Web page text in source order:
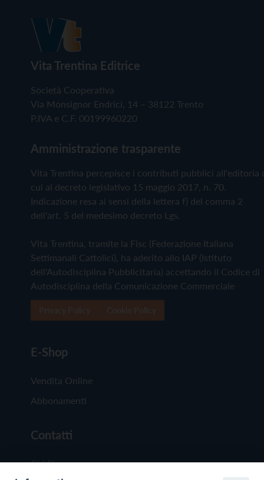
Vita Trentina Editrice
Società Cooperativa
Via Monsignor Endrici, 14 – 38122 Trento
P.IVA e C.F. 00199960220
Amministrazione trasparente
Vita Trentina percepisce i contributi pubblici all'editoria
cui al decreto legislativo 15 maggio 2017, n. 70.
Indicazione resa ai sensi della lettera f) del comma 2
dell'art. 5 del medesimo decreto Lgs.
Vita Trentina, tramite la Fisc (Federazione Italiana
Settimanali Cattolici), ha aderito allo IAP (Istituto
dell'Autodisciplina Pubblicitaria) accettando il Codice di
Autodisciplina della Comunicazione Commerciale
E-Shop
Vendita Online
Abbonamenti
Contatti
Chi Siamo